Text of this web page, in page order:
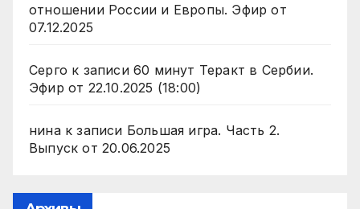
отношении России и Европы. Эфир от
07.12.2025
Серго к записи 60 минут Теракт в Сербии.
Эфир от 22.10.2025 (18:00)
нинак записи Большая игра. Часть 2.
Выпуск от 20.06.2025